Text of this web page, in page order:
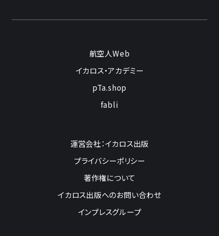
航空人Web
イカロス・アカデミー
pTa.shop
fabli
運営会社：イカロス出版
プライバシーポリシー
著作権について
イカロス出版へのお問い合わせ
インプレスグループ